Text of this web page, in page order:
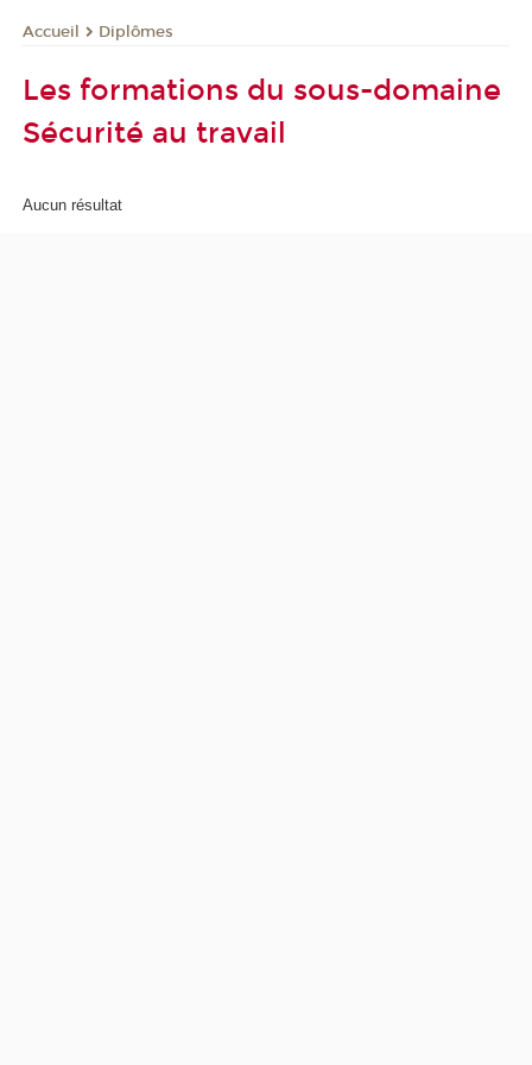
Accueil Diplômes
Les formations du sous-domaine
Sécurité au travail
Aucun résultat